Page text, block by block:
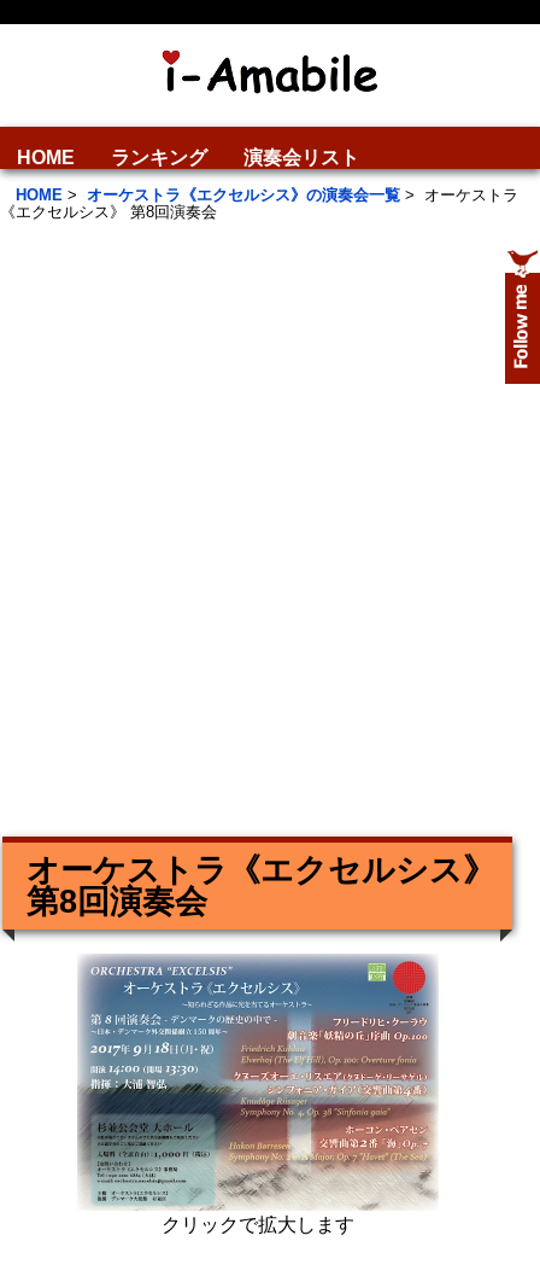
HOME ランキング 演奏会リスト
HOME > オーケストラ《エクセルシス》の演奏会一覧 > オーケストラ
《エクセルシス》 第8回演奏会
オーケストラ《エクセルシス》
第8回演奏会
クリックで拡大します